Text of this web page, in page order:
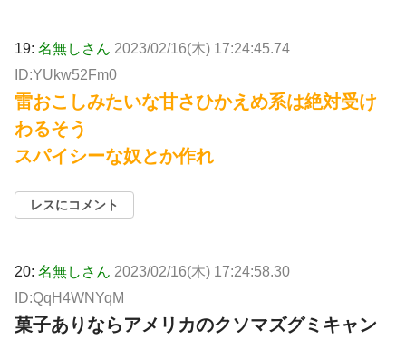
19: 名無しさん 2023/02/16(木) 17:24:45.74
ID:YUkw52Fm0
雷おこしみたいな甘さひかえめ系は絶対受け
わるそう
スパイシーな奴とか作れ
レスにコメント
20: 名無しさん 2023/02/16(木) 17:24:58.30
ID:QqH4WNYqM
菓子ありならアメリカのクソマズグミキャン